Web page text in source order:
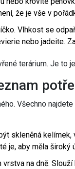
že je vše v
Vlhkost se
nebo jadeite.
terárium. Je to
Všechno
skleněná kelímek,
je, aby měla
vrstva na dně.